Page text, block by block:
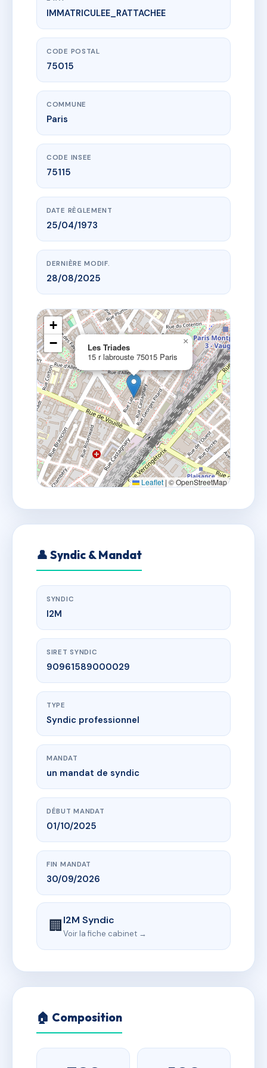
www.vme.plus/AA8316101
Les Triades
15 r labrouste
IMMATRICULEE_RATTACHEE
CODE POSTAL
75015
COMMUNE
Paris
CODE INSEE
75115
DATE RÈGLEMENT
25/04/1973
DERNIÈRE MODIF.
28/08/2025
Les Triades
15 r labrouste 75015 Paris
×
+
−
Leaflet | © OpenStreetMap
👤 Syndic & Mandat
SYNDIC
I2M
SIRET SYNDIC
90961589000029
TYPE
Syndic professionnel
MANDAT
un mandat de syndic
DÉBUT MANDAT
01/10/2025
FIN MANDAT
30/09/2026
🏢I2M Syndic
Voir la fiche cabinet →
🏠 Composition